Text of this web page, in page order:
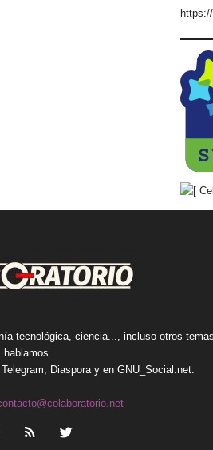
tecnológica, ciencia..., incluso otros
hablamos.
Telegram, Diasporay en GNU_Social.net.